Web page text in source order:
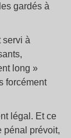
gardés à
servi à
long »
forcément
légal. Et ce
pénal prévoit,